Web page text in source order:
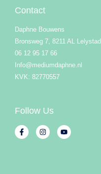
Contact
Daphne Bouwens
Bronsweg 7, 8211 AL Lelystad
06 12 95 17 66
Info@mediumdaphne.nl
KVK: 82770557
Follow Us